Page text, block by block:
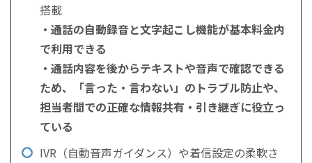
搭載
・通話の自動録音と文字起こし機能が基本料金内
で利用できる
・通話内容を後からテキストや音声で確認できる
ため、「言った・言わない」のトラブル防止や、
担当者間での正確な情報共有・引き継ぎに役立っ
ている
IVR（自動音声ガイダンス）や着信設定の柔軟さ